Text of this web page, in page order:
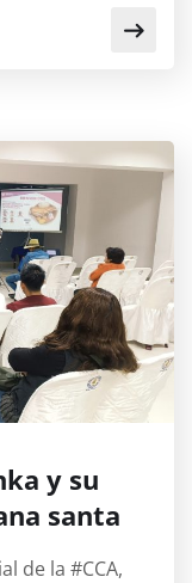
y su
santa
de la #CCA,